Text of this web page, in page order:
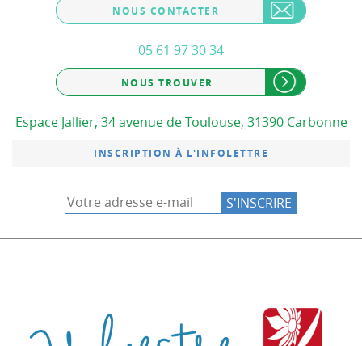
NOUS CONTACTER
05 61 97 30 34
NOUS TROUVER
Espace Jallier, 34 avenue de Toulouse, 31390 Carbonne
INSCRIPTION À L'INFOLETTRE
Communauté de